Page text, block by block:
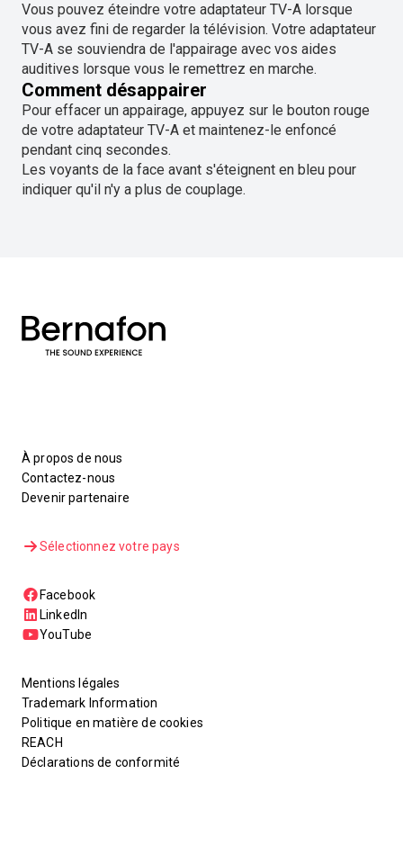
Vous pouvez éteindre votre adaptateur TV-A lorsque
vous avez fini de regarder la télévision. Votre adaptateur
TV-A se souviendra de l'appairage avec vos aides
auditives lorsque vous le remettrez en marche.
Comment désappairer
Pour effacer un appairage, appuyez sur le bouton rouge
de votre adaptateur TV-A et maintenez-le enfoncé
pendant cinq secondes.
Les voyants de la face avant s'éteignent en bleu pour
indiquer qu'il n'y a plus de couplage.
À propos de nous
Contactez-nous
Devenir partenaire
Mentions légales
Trademark Information
Politique en matière de cookies
REACH
Déclarations de conformité
Sélectionnez votre pays
Facebook
LinkedIn
YouTube